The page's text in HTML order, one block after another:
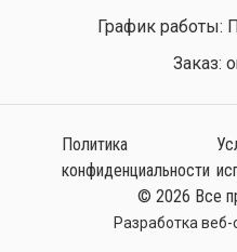
График работы:
Заказ:
Политика
конфиденциальности
© 2026 Все
Разработка веб-